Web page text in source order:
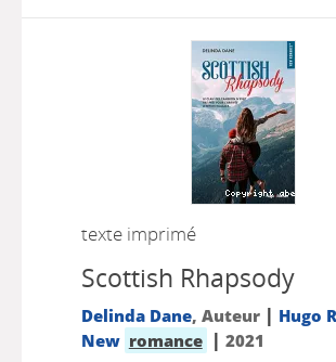
texte imprimé
Scottish Rhapsody
Delinda Dane, Auteur | Hugo
New romance | 2021